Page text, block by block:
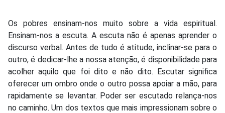
Os pobres ensinam-nos muito sobre a vida espiritual.
Ensinam-nos a escuta. A escuta não é apenas aprender o
discurso verbal. Antes de tudo é atitude, inclinar-se para o
outro, é dedicar-lhe a nossa atenção, é disponibilidade para
acolher aquilo que foi dito e não dito. Escutar significa
oferecer um ombro onde o outro possa apoiar a mão, para
rapidamente se levantar. Poder ser escutado relança-nos
no caminho. Um dos textos que mais impressionam sobre o